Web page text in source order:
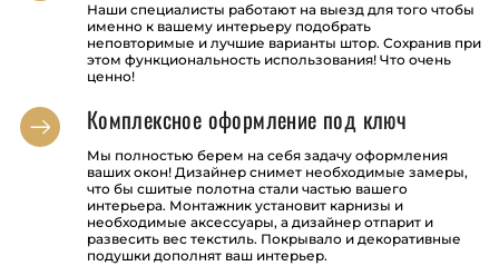
Наши специалисты работают на выезд для того чтобы
именно к вашему интерьеру подобрать
неповторимые и лучшие варианты штор. Сохранив при
этом функциональность использования! Что очень
ценно!
Комплексное оформление под ключ
Мы полностью берем на себя задачу оформления
ваших окон! Дизайнер снимет необходимые замеры,
что бы сшитые полотна стали частью вашего
интерьера. Монтажник установит карнизы и
необходимые аксессуары, а дизайнер отпарит и
развесить вес текстиль. Покрывало и декоративные
подушки дополнят ваш интерьер.